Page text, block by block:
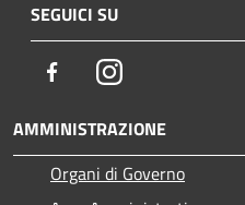
SEGUICI SU
FacebookInstagram
AMMINISTRAZIONE
Organi di Governo